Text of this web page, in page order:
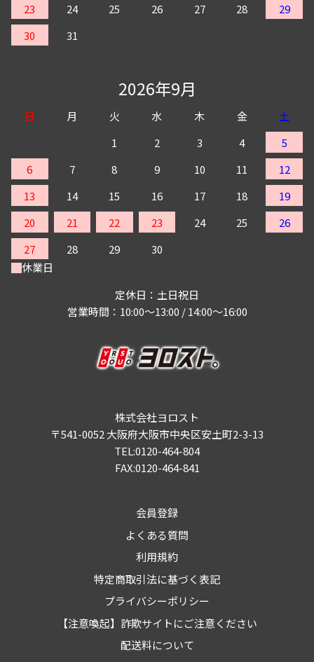
23
24 25 26 27 28
29
30
31
2026年9月
日 月 火 水 木 金
土
1
2 3 4
5
6
7 8 9 10 11
12
13
14 15 16 17 18
19
20
21 22 23 24 25
26
27
28 29
30
休業日
定休日：土日祝日
営業時間：10:00～13:00 / 14:00～16:00
株式会社ヨロスト
〒541-0052 大阪府大阪市中央区安土町2-3-13
TEL:0120-464-804
FAX:0120-464-841
会員登録
よくある質問
利用規約
特定商取引法に基づく表記
プライバシーポリシー
【注意喚起】詐欺サイトにご注意ください
配送料について